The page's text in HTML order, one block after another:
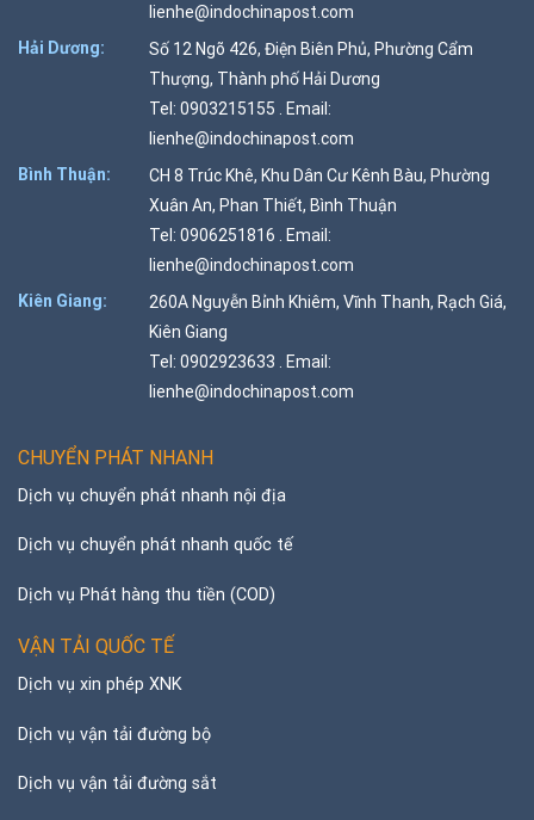
lienhe@indochinapost.com
Hải Dương:
Số 12 Ngõ 426, Điện Biên Phủ, Phường Cẩm
Thượng, Thành phố Hải Dương
Tel: 0903215155 . Email:
lienhe@indochinapost.com
Bình Thuận:
CH 8 Trúc Khê, Khu Dân Cư Kênh Bàu, Phường
Xuân An, Phan Thiết, Bình Thuận
Tel: 0906251816 . Email:
lienhe@indochinapost.com
Kiên Giang:
260A Nguyễn Bỉnh Khiêm, Vĩnh Thanh, Rạch Giá,
Kiên Giang
Tel: 0902923633 . Email:
lienhe@indochinapost.com
CHUYỂN PHÁT NHANH
Dịch vụ chuyển phát nhanh nội địa
Dịch vụ chuyển phát nhanh quốc tế
Dịch vụ Phát hàng thu tiền (COD)
VẬN TẢI QUỐC TẾ
Dịch vụ xin phép XNK
Dịch vụ vận tải đường bộ
Dịch vụ vận tải đường sắt